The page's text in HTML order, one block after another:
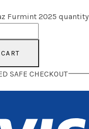
Furmint 2025 quantity
SAFE CHECKOUT